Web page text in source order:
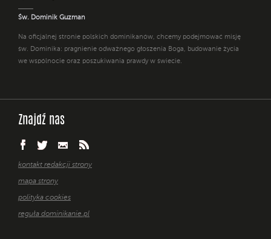
Św. Dominik Guzman
Na oficjalnej stronie polskich dominikanów, chcemy podejmować misję
św. Dominika: pragnienie odważnego głoszenia Boga, budowanie życia
we wspólnocie oraz poszukiwania prawdy w świecie.
Znajdź nas
kontakt redakcji strony
mapa strony
polityka cookies
reguła dominikanie.pl